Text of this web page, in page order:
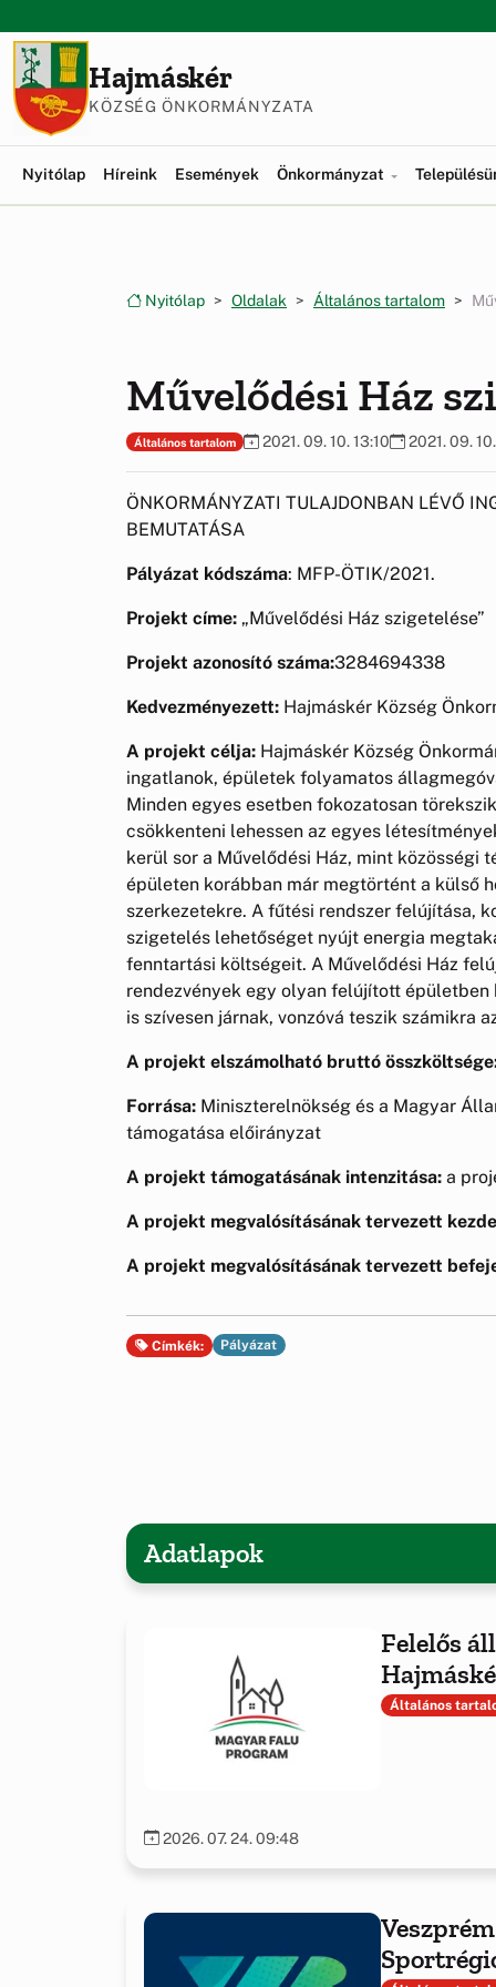
Hajmáskér
KÖZSÉG ÖNKORMÁNYZATA
Nyitólap Híreink Események Önkormányzat
Nyitólap Oldalak Általános tartalom
Művelődési Ház
Általános tartalom 2021. 09. 10. 13:10 2021. 09.
ÖNKORMÁNYZATI TULAJDONBAN LÉVŐ
BEMUTATÁSA
Pályázat kódszáma: MFP-ÖTIK/2021.
Projekt címe: „Művelődési Ház szigetelése”
Projekt azonosító száma:3284694338
Kedvezményezett: Hajmáskér Község
A projekt célja: Hajmáskér Község
ingatlanok, épületek folyamatos
Minden egyes esetben fokozatosan
csökkenteni lehessen az egyes
kerül sor a Művelődési Ház, mint közösségi
épületen korábban már megtörtént a külső
szerkezetekre. A fűtési rendszer felújítása,
szigetelés lehetőséget nyújt energia
fenntartási költségeit. A Művelődési Ház
rendezvények egy olyan felújított
is szívesen járnak, vonzóvá teszik számikra
A projekt elszámolható bruttó
Forrása: Miniszterelnökség és a Magyar
támogatása előirányzat
A projekt támogatásának intenzitása: a
A projekt megvalósításának tervezett
A projekt megvalósításának tervezett
Címkék: Pályázat
Adatlapok
Felelős
Általános
2026. 07. 24. 09:48